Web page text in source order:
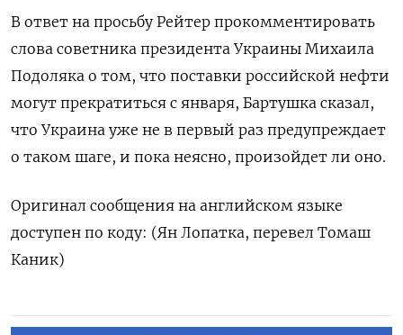
В ответ на просьбу Рейтер прокомментировать
слова советника президента Украины Михаила
Подоляка о том, что поставки российской нефти
могут прекратиться с января, Бартушка сказал,
что Украина уже не в первый раз предупреждает
о таком шаге, и пока неясно, произойдет ли оно.
Оригинал сообщения на английском языке
доступен по коду: (Ян Лопатка, перевел Томаш
Каник)